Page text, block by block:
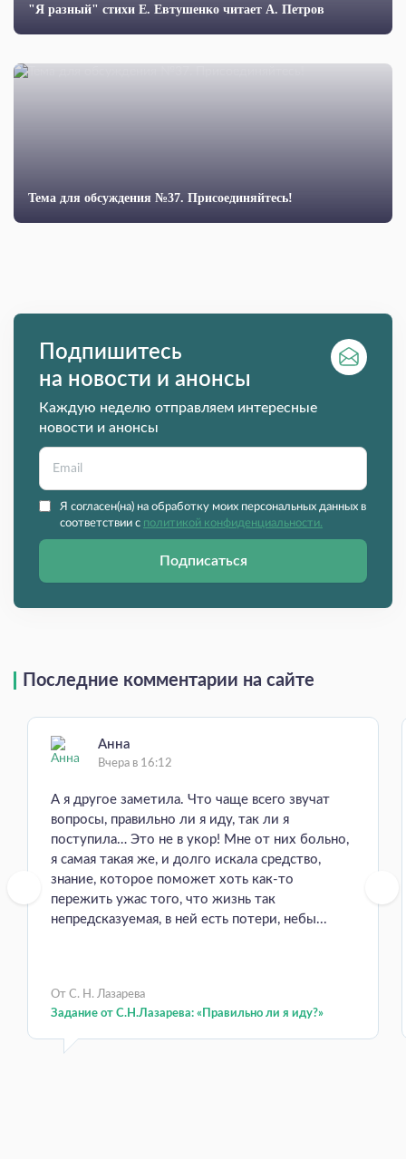
"Я разный" стихи Е. Евтушенко читает А. Петров
Тема для обсуждения №37. Присоединяйтесь!
Подпишитесь
на новости и анонсы
Каждую неделю отправляем интересные
новости и анонсы
Я согласен(на) на обработку моих персональных данных в
соответствии с политикой конфиденциальности.
Подписаться
Последние комментарии на сайте
Анна
Вчера в 16:12
А я другое заметила. Что чаще всего звучат
вопросы, правильно ли я иду, так ли я
поступила… Это не в укор! Мне от них больно,
я самая такая же, и долго искала средство,
знание, которое поможет хоть как-то
пережить ужас того, что жизнь так
непредсказуемая, в ней есть потери, небы...
От С. Н. Лазарева
Задание от С.Н.Лазарева: «Правильно ли я иду?»